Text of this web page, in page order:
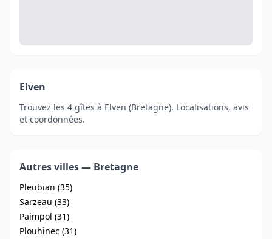
Elven
Trouvez les 4 gîtes à Elven (Bretagne). Localisations, avis
et coordonnées.
Autres villes — Bretagne
Pleubian (35)
Sarzeau (33)
Paimpol (31)
Plouhinec (31)